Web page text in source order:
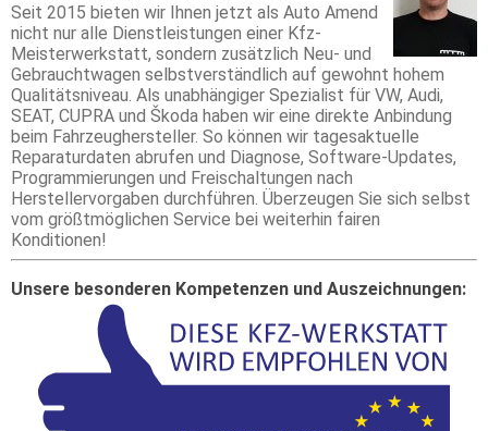
Seit 2015 bieten wir Ihnen jetzt als Auto Amend
nicht nur alle Dienstleistungen einer Kfz-
Meisterwerkstatt, sondern zusätzlich Neu- und
Gebrauchtwagen selbstverständlich auf gewohnt hohem
Qualitätsniveau. Als unabhängiger Spezialist für VW, Audi,
SEAT, CUPRA und Škoda haben wir eine direkte Anbindung
beim Fahrzeughersteller. So können wir tagesaktuelle
Reparaturdaten abrufen und Diagnose, Software-Updates,
Programmierungen und Freischaltungen nach
Herstellervorgaben durchführen. Überzeugen Sie sich selbst
vom größtmöglichen Service bei weiterhin fairen
Konditionen!
Unsere besonderen Kompetenzen und Auszeichnungen: